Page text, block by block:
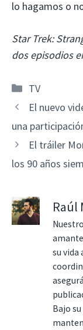
lo hagamos o
Star Trek:
dos episodios
Categorías
TV
El nuevo
una
El tráiler
los 90 años
Raúl
su vida
Bajo